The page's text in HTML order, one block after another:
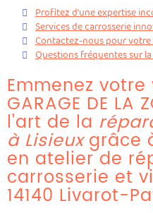
Profitez d'une expertise
Services de carrosserie
Contactez-nous pour votre
Questions fréquentes sur
Emmenez
GARAGE DE LA
l'art de la
à Lisieuxgrâce
en atelier de
carrosserie et
14140 Livarot-